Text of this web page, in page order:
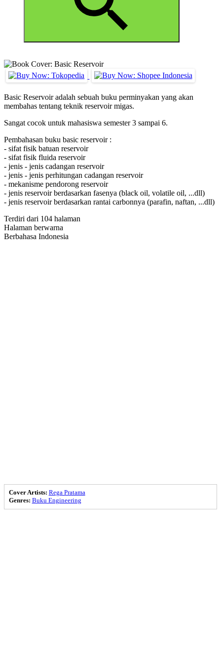
Basic Reservoir adalah sebuah buku perminyakan yang akan
membahas tentang teknik reservoir migas.
Sangat cocok untuk mahasiswa semester 3 sampai 6.
Pembahasan buku basic reservoir :
- sifat fisik batuan reservoir
- sifat fisik fluida reservoir
- jenis - jenis cadangan reservoir
- jenis - jenis perhitungan cadangan reservoir
- mekanisme pendorong reservoir
- jenis reservoir berdasarkan fasenya (black oil, volatile oil, ...dll)
- jenis reservoir berdasarkan rantai carbonnya (parafin, naftan, ...dll)
Terdiri dari 104 halaman
Halaman berwarna
Berbahasa Indonesia
Cover Artists: Rega Pratama
Genres: Buku Engineering